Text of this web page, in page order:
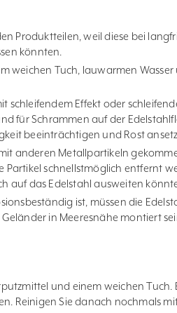
Produktteilen, weil diese bei
könnten.
weichen Tuch, lauwarmen
schleifendem Effekt oder
für Schrammen auf der
beeinträchtigen und Rost
anderen Metallpartikeln
Partikel schnellstmöglich entfernt
auf das Edelstahl ausweiten
ist, müssen die
in Meeresnähe montiert
und einem weichen Tuch.
Reinigen Sie danach nochmals